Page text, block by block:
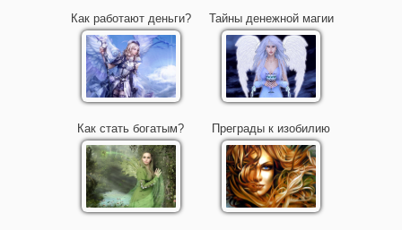
Как работают деньги? Тайны денежной магии
Как стать богатым? Преграды к изобилию